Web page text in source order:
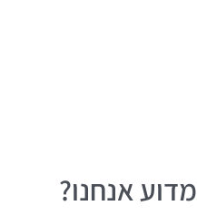
מדוע אנחנו?